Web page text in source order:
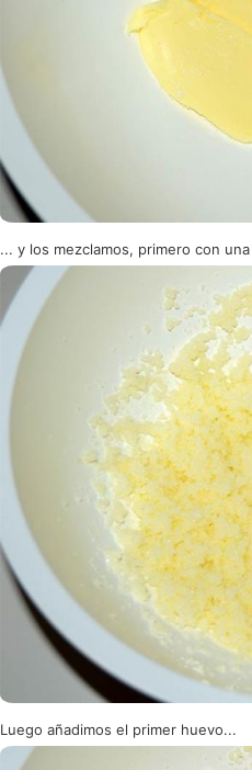
... y los mezclamos, primero con
Luego añadimos el primer huevo...